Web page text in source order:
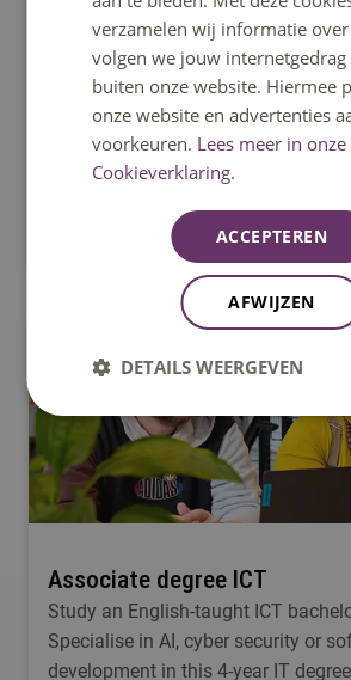
Ad Technische Bedrijfskunde
Met de AD-opleiding Technische
voltijd leer je in 2 jaar alles om als
technisch bedrijf te stappen.
Tilburg
Associate degree ICT
Study an English-taught ICT
Specialise in AI, cyber security or
development in this 4-year IT
verzamelen wij informatie
volgen we jouw internetgedrag
buiten onze website. Hiermee
onze website en advertenties
voorkeuren. Lees meer in onze
Cookieverklaring.
ACCEPTEREN
AFWIJZEN
DETAILS WEERGEVEN